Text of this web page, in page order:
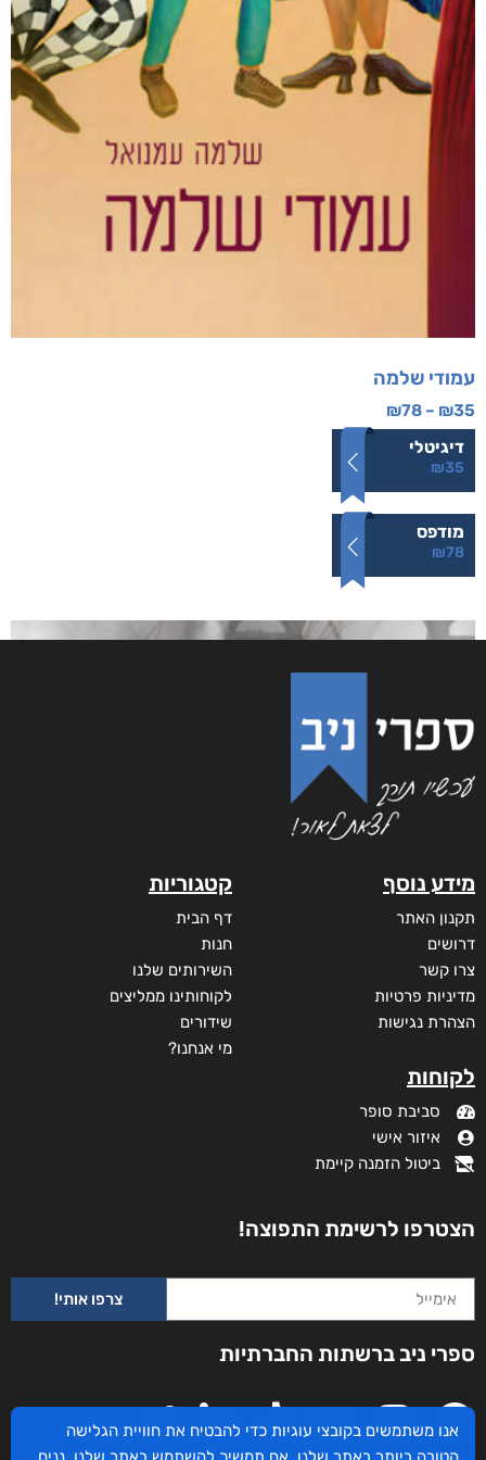
עמודי שלמה
₪35
–
₪78
דיגיטלי
₪35
מודפס
₪78
אינשם
₪35
–
₪75
מידע נוסף
תקנון האתר
דרושים
צרו קשר
מדיניות פרטיות
הצהרת נגישות
לקוחות
סביבת סופר
איזור אישי
ביטול הזמנה קיימת
קטגוריות
דף הבית
חנות
השירותים שלנו
לקוחותינו ממליצים
שידורים
מי אנחנו?
הצטרפו לרשימת התפוצה!
צרפו אותי!
ספרי ניב ברשתות החברתיות
אנו משתמשים בקובצי עוגיות כדי להבטיח את חוויית הגלישה